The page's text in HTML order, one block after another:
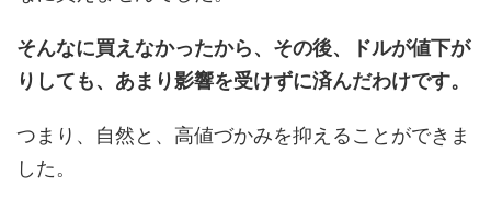
そんなに買えなかったから、その後、ドルが値下が
りしても、あまり影響を受けずに済んだわけです。
つまり、自然と、高値づかみを抑えることができま
した。